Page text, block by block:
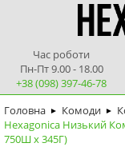
Час роботи
Пн-Пт 9.00 - 18.00
+38 (098) 397-46-78
Головна ► Комоди ►
Hexagonica Низький
750Ш х 345Г)